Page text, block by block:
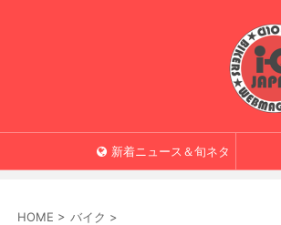
新着ニュース＆旬ネタ
HOME > バイク >